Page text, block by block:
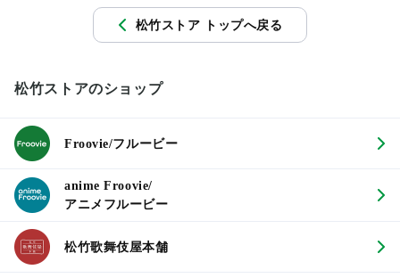
松竹ストア トップへ戻る
松竹ストアのショップ
Froovie/フルービー
anime Froovie/
アニメフルービー
松竹歌舞伎屋本舗